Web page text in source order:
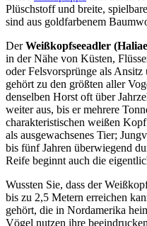
Plüschstoff und breite,
sind aus goldfarbenem
DerWeißkopfseeadler
in der Nähe von Küsten,
oder Felsvorsprünge als
gehört zu den größten aller
denselben Horst oft über
weiter aus, bis er mehrere
charakteristischen weißen
als ausgewachsenes Tier;
bis fünf Jahren überwiegend
Reife beginnt auch die
Wussten Sie, dass der
bis zu 2,5 Metern erreichen
gehört, die in Nordamerika
Vögel nutzen ihre